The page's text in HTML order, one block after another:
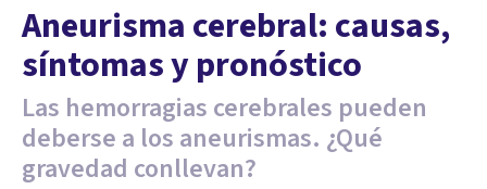
​Aneurisma cerebral: causas,
síntomas y pronóstico
Las hemorragias cerebrales pueden
deberse a los aneurismas. ¿Qué
gravedad conllevan?